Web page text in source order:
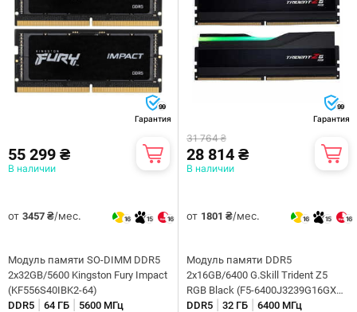
99
Гарантия
55 299 ₴
В наличии
от 3457 ₴/мес. 16 15 16
Модуль памяти SO-DIMM DDR5
2x32GB/5600 Kingston Fury Impact
(KF556S40IBK2-64)
DDR5
64 ГБ 5600 МГц
99
Гарантия
31 764 ₴
28 814 ₴
В наличии
от 1801 ₴/мес. 16 15 16
Модуль памяти DDR5
2x16GB/6400 G.Skill Trident Z5
RGB Black (F5-6400J3239G16GX2-
TZ5RK)
DDR5 32 ГБ 6400 МГц